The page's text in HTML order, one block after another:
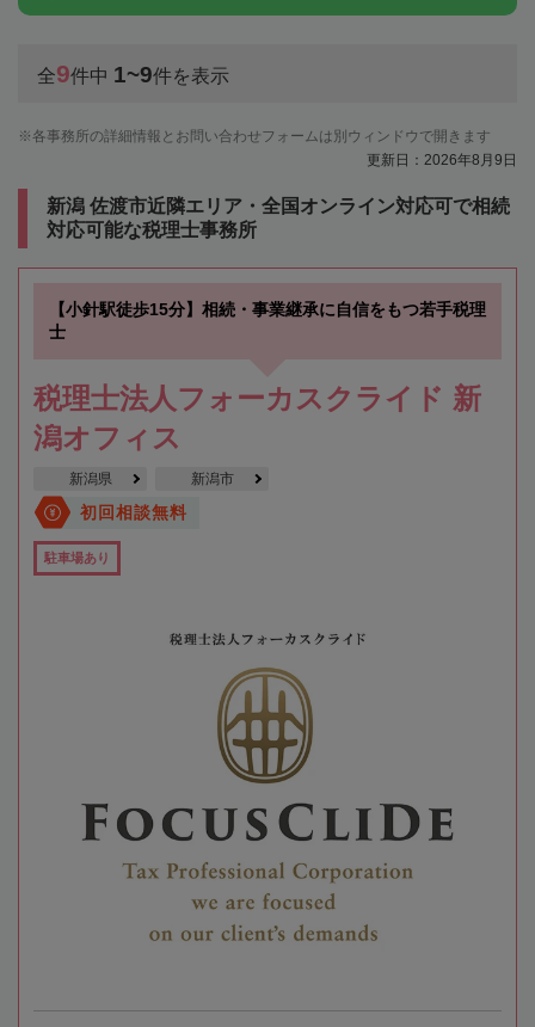
全9件中 1~9件を表示
各事務所の詳細情報とお問い合わせフォームは別ウィンドウで開きます
更新日：2026年8月9日
新潟 佐渡市近隣エリア・全国オンライン対応可で相続
対応可能な税理士事務所
【小針駅徒歩15分】相続・事業継承に自信をもつ若手税理
士
税理士法人フォーカスクライド 新
潟オフィス
新潟県 新潟市
初回相談無料
駐車場あり